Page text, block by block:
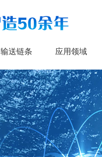
输送链条 应用领域